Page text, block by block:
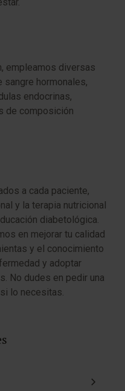
empleamos diversas
hormonales,
endocrinas,
de composición
a cada paciente,
y la terapia nutricional
diabetológica.
en mejorar tu calidad
y el conocimiento
y adoptar
No dudes en pedir una
lo necesitas.